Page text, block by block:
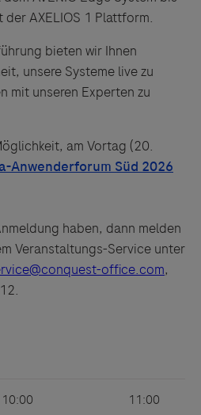
AXELIOS 1 Plattform.
bieten wir Ihnen
unsere Systeme live zu
mit unseren Experten zu
am Vortag (20.
haben, dann melden
Veranstaltungs-Service unter
office.com,
Der Herausgeber äußert
von Websites Dritter und
Verantwortung für
deren Verwendung ab.